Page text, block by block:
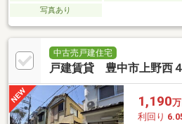
写真あり
中古売戸建住宅
戸建賃貸 豊中市上野西
1,190
利回り